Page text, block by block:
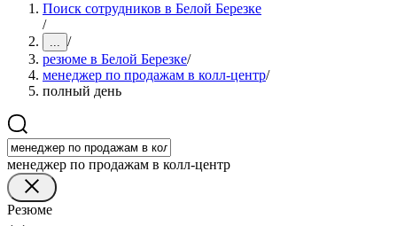
Поиск сотрудников в Белой Березке
/
... /
резюме в Белой Березке/
менеджер по продажам в колл-центр/
полный день
менеджер по продажам в колл-центр
Резюме